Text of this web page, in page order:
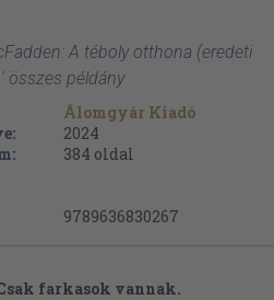
A téboly otthona (eredeti
összes példány
Álomgyár Kiadó
2024
384 oldal
9789636830267
farkasok vannak.